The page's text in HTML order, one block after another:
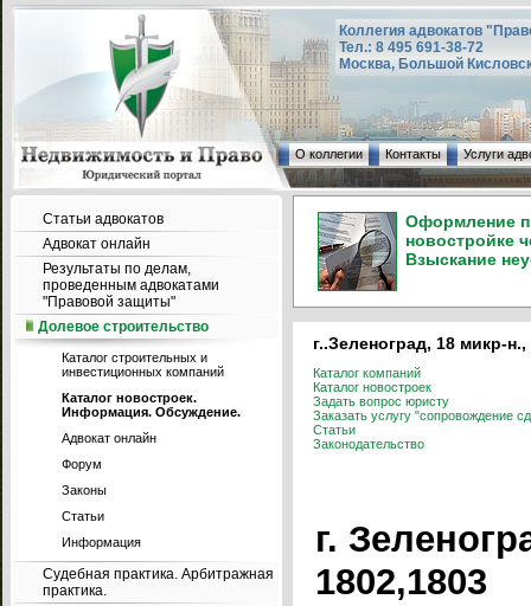
Коллегия адвокатов
Тел.: 8 495 691-38-72
Москва, Большой
О коллегии Контакты Услуги
Статьи адвокатов
Адвокат онлайн
Результаты по делам,
проведенным адвокатами
"Правовой защиты"
Долевое строительство
Каталог строительных и
инвестиционных компаний
Каталог новостроек.
Информация. Обсуждение.
Адвокат онлайн
Форум
Законы
Статьи
Информация
Судебная практика. Арбитражная
практика.
Оформление
новостройке
Взыскание
г..Зеленоград, 18 микр-н.,
Каталог компаний
Каталог новостроек
Задать вопрос юристу
Заказать услугу "сопровождение
Статьи
Законодательство
г.
1802,1803